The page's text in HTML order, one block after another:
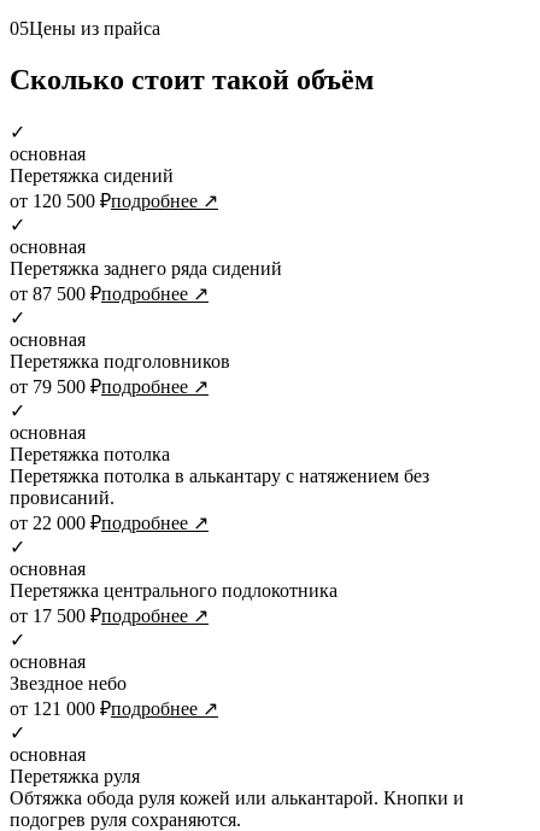
05Цены из прайса
Сколько стоит такой объём
✓
основная
Перетяжка сидений
от 120 500 ₽подробнее ↗
✓
основная
Перетяжка заднего ряда сидений
от 87 500 ₽подробнее ↗
✓
основная
Перетяжка подголовников
от 79 500 ₽подробнее ↗
✓
основная
Перетяжка потолка
Перетяжка потолка в алькантару с натяжением без
провисаний.
от 22 000 ₽подробнее ↗
✓
основная
Перетяжка центрального подлокотника
от 17 500 ₽подробнее ↗
✓
основная
Звездное небо
от 121 000 ₽подробнее ↗
✓
основная
Перетяжка руля
Обтяжка обода руля кожей или алькантарой. Кнопки и
подогрев руля сохраняются.